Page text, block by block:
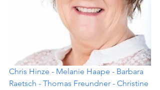
Chris Hinze - Melanie Haape - Barbara
Raetsch - Thomas Freundner - Christine